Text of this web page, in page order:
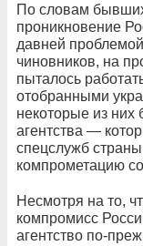
По словам
проникновение
давней
чиновников, на
пыталось
отобранными
некоторые из
агентства —
спецслужб
компрометацию
Несмотря на то,
компромисс
агентство по-